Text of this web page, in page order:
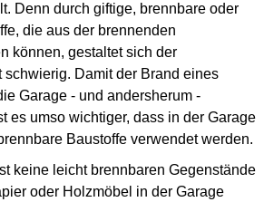
Denn durch giftige, brennbare oder
die aus der brennenden
können, gestaltet sich der
schwierig. Damit der Brand eines
Garage - und andersherum -
es umso wichtiger, dass in der Garage
Baustoffe verwendet werden.
keine leicht brennbaren Gegenstände
oder Holzmöbel in der Garage